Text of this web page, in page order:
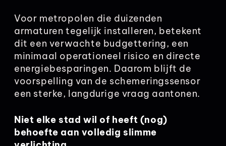
Voor metropolen die duizenden
armaturen tegelijk installeren, betekent
dit een verwachte budgettering, een
minimaal operationeel risico en directe
energiebesparingen. Daarom blijft de
voorspelling van de schemeringssensor
een sterke, langdurige vraag aantonen.
Niet elke stad wil of heeft (nog)
behoefte aan volledig slimme